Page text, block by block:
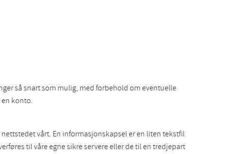
så snart som mulig, med forbehold om eventuelle
konto.
vårt. En informasjonskapsel er en liten tekstfil
til våre egne sikre servere eller de til en tredjepart